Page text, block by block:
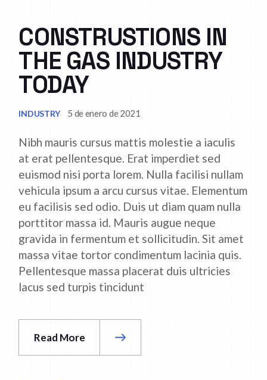
CONSTRUSTIONS IN
THE GAS INDUSTRY
TODAY
INDUSTRY 5 de enero de 2021
Nibh mauris cursus mattis molestie a iaculis
at erat pellentesque. Erat imperdiet sed
euismod nisi porta lorem. Nulla facilisi nullam
vehicula ipsum a arcu cursus vitae. Elementum
eu facilisis sed odio. Duis ut diam quam nulla
porttitor massa id. Mauris augue neque
gravida in fermentum et sollicitudin. Sit amet
massa vitae tortor condimentum lacinia quis.
Pellentesque massa placerat duis ultricies
lacus sed turpis tincidunt
Read More